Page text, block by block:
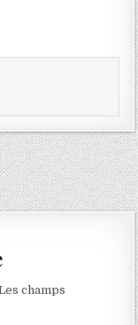
champs